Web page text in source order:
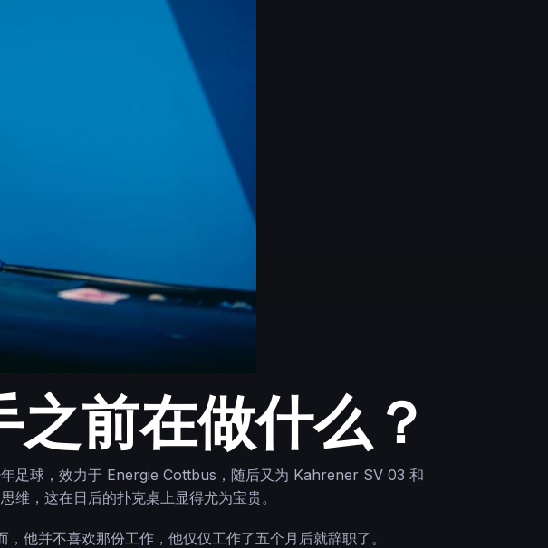
前在做什么？
足球，效力于 Energie Cottbus，随后又为 Kahrener SV 03 和
，这在日后的扑克桌上显得尤为宝贵。
他并不喜欢那份工作，他仅仅工作了五个月后就辞职了。